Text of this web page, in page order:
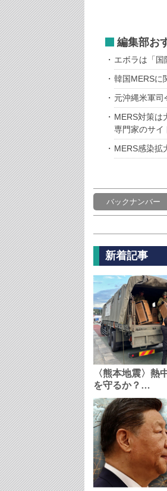
編集部お
エボラは「国
韓国MERSに
元沖縄米軍司
MERS対策は
専門家のサイ
MERS感染拡
バックナンバー
新着記事
〈熊本地震〉熱
を守るか？…